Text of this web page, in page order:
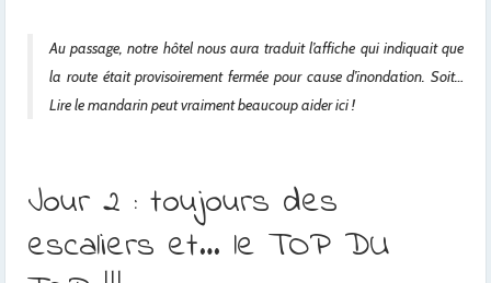
Au passage, notre hôtel nous aura traduit l’affiche qui indiquait que
la route était provisoirement fermée pour cause d’inondation. Soit…
Lire le mandarin peut vraiment beaucoup aider ici !
Jour 2 : toujours des
escaliers et… le TOP DU